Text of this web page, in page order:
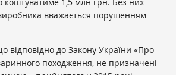
вважається порушенням
відповідно до Закону України «Про
походження, не призначені